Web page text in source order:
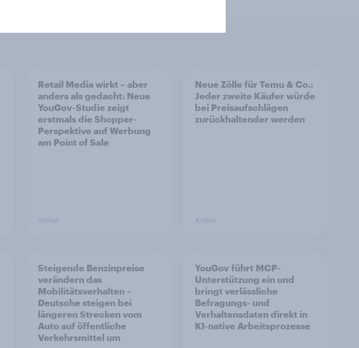
Retail Media wirkt – aber
anders als gedacht: Neue
YouGov-Studie zeigt
erstmals die Shopper-
Perspektive auf Werbung
am Point of Sale
Artikel
Neue Zölle für Temu & Co.:
Jeder zweite Käufer würde
bei Preisaufschlägen
zurückhaltender werden
Artikel
Steigende Benzinpreise
verändern das
Mobilitätsverhalten –
Deutsche steigen bei
längeren Strecken vom
Auto auf öffentliche
Verkehrsmittel um
YouGov führt MCP-
Unterstützung ein und
bringt verlässliche
Befragungs- und
Verhaltensdaten direkt in
KI-native Arbeitsprozesse